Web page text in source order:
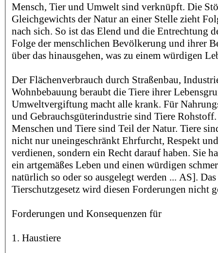
Mensch, Tier und Umwelt sind verknüpft. Die
Gleichgewichts der Natur an einer Stelle zieht
nach sich. So ist das Elend und die Entrechtung
Folge der menschlichen Bevölkerung und ihrer
über das hinausgehen, was zu einem würdigen
Der Flächenverbrauch durch Straßenbau,
Wohnbebauung beraubt die Tiere ihrer
Umweltvergiftung macht alle krank. Für
und Gebrauchsgüterindustrie sind Tiere
Menschen und Tiere sind Teil der Natur. Tiere
nicht nur uneingeschränkt Ehrfurcht, Respekt
verdienen, sondern ein Recht darauf haben. Sie
ein artgemäßes Leben und einen würdigen
natürlich so oder so ausgelegt werden ... AS].
Tierschutzgesetz wird diesen Forderungen nicht
Forderungen und Konsequenzen für
1. Haustiere